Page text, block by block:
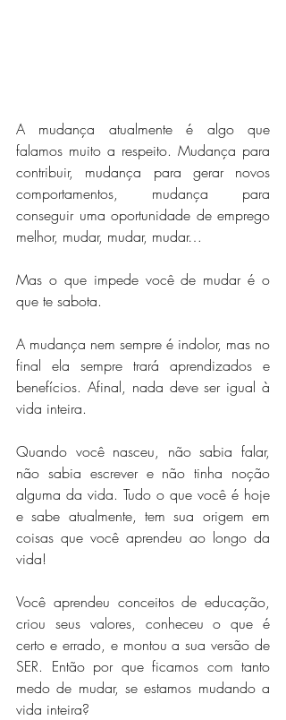
A mudança atualmente é algo que
falamos muito a respeito. Mudança para
contribuir, mudança para gerar novos
comportamentos, mudança para
conseguir uma oportunidade de emprego
melhor, mudar, mudar, mudar…
Mas o que impede você de mudar é o
que te sabota.
A mudança nem sempre é indolor, mas no
final ela sempre trará aprendizados e
benefícios. Afinal, nada deve ser igual à
vida inteira.
Quando você nasceu, não sabia falar,
não sabia escrever e não tinha noção
alguma da vida. Tudo o que você é hoje
e sabe atualmente, tem sua origem em
coisas que você aprendeu ao longo da
vida!
Você aprendeu conceitos de educação,
criou seus valores, conheceu o que é
certo e errado, e montou a sua versão de
SER. Então por que ficamos com tanto
medo de mudar, se estamos mudando a
vida inteira?